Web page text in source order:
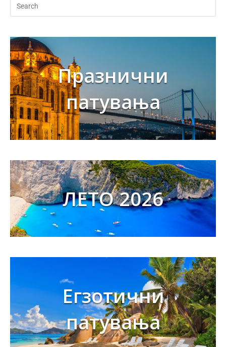
Празнични
патувања
ЛЕТО 2026
Егзотични
патувања